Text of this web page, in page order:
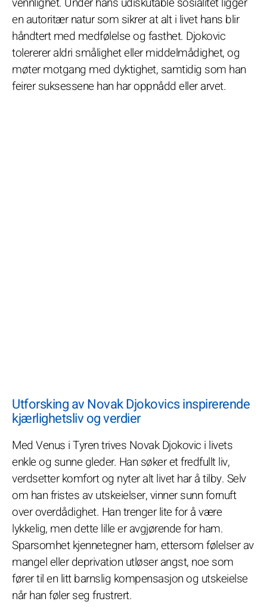
en autoritær natur som sikrer at alt i livet hans blir
håndtert med medfølelse og fasthet. Djokovic
tolererer aldri smålighet eller middelmådighet, og
møter motgang med dyktighet, samtidig som han
feirer suksessene han har oppnådd eller arvet.
Utforsking av Novak Djokovics inspirerende
kjærlighetsliv og verdier
Med Venus i Tyren trives Novak Djokovic i livets
enkle og sunne gleder. Han søker et fredfullt liv,
verdsetter komfort og nyter alt livet har å tilby. Selv
om han fristes av utskeielser, vinner sunn fornuft
over overdådighet. Han trenger lite for å være
lykkelig, men dette lille er avgjørende for ham.
Sparsomhet kjennetegner ham, ettersom følelser av
mangel eller deprivation utløser angst, noe som
fører til en litt barnslig kompensasjon og utskeielse
når han føler seg frustrert.